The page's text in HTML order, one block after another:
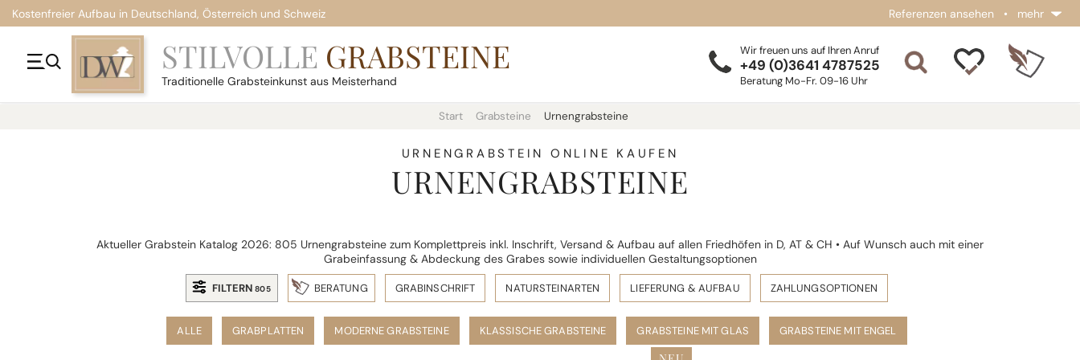
Kostenfreier Aufbau in Deutschland, Österreich und Schweiz Referenzen ansehen • mehr
STILVOLLE GRABSTEINE
TraditionelleGrabsteinkunst aus Meisterhand
Wir freuen uns auf Ihren Anruf
+49 (0)3641 4787525
Beratung Mo-Fr. 09-16 Uhr
Start Grabsteine Urnengrabsteine
URNENGRABSTEIN ONLINE KAUFEN
URNENGRABSTEINE
Aktueller Grabstein Katalog 2026: 805 Urnengrabsteine zum Komplettpreis inkl. Inschrift, Versand & Aufbau auf allen Friedhöfen in D, AT & CH • Auf Wunsch auch mit einer
Grabeinfassung & Abdeckung des Grabes sowie individuellen Gestaltungsoptionen
FILTERN805 BERATUNG GRABINSCHRIFT NATURSTEINARTEN LIEFERUNG & AUFBAU ZAHLUNGSOPTIONEN
ALLE GRABPLATTEN MODERNE GRABSTEINE KLASSISCHE GRABSTEINE GRABSTEINE MIT GLAS GRABSTEINE MIT ENGEL